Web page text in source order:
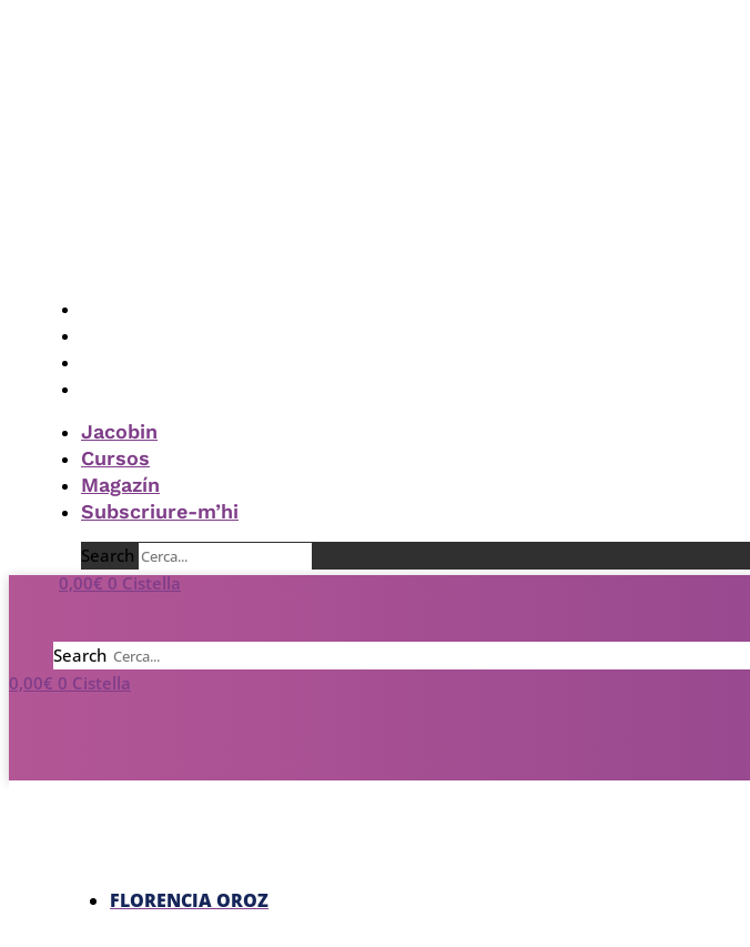
Jacobin
Cursos
Magazín
Subscriure-m’hi
Search
0,00€ 0 Cistella
Search
0,00€ 0 Cistella
FLORENCIA OROZ